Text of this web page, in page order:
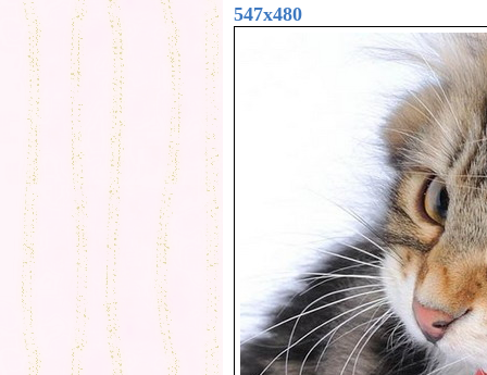
547x480